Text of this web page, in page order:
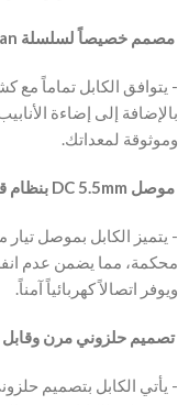
‫ مصمم خصيصاً لسلسلة amaran
وموثوقة لمعداتك.
‫ موصل DC 5.5mm بنظام قفل
محكمة، مما يضمن عدم
ويوفر اتصالاً كهربائياً آمناً.
تصميم حلزوني مرن وقابل